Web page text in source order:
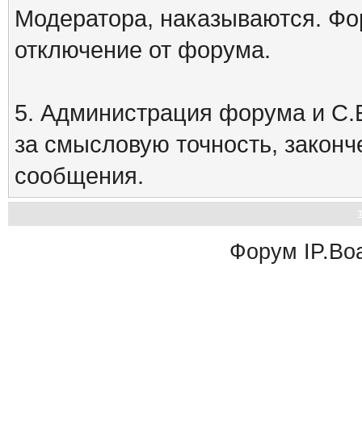
Модератора, наказываются.
отключение от форума.
5. Администрация форума и
за смысловую точность,
сообщения.
Форум